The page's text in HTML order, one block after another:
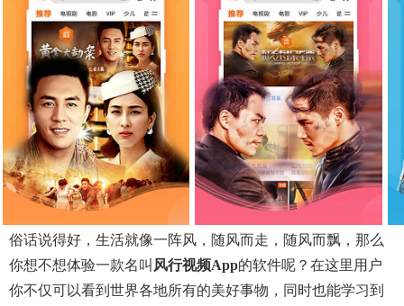
俗话说得好，生活就像一阵风，随风而走，随风而飘，那么
你想不想体验一款名叫 风行视频app的软件呢？在这里用户
你不仅可以看到世界各地所有的美好事物，同时也能学习到